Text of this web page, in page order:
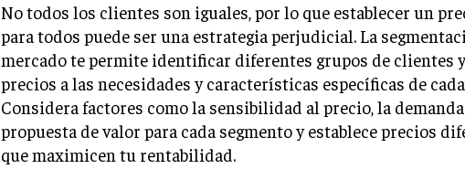
No todos los clientes son iguales, por lo que establecer un
para todos puede ser una estrategia perjudicial. La
mercado te permite identificar diferentes grupos de clientes
precios a las necesidades y características específicas de
Considera factores como la sensibilidad al precio, la
propuesta de valor para cada segmento y establece precios
que maximicen tu rentabilidad.